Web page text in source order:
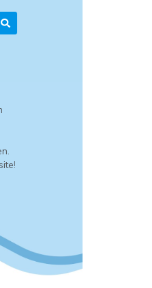
Initiatiefnemers zijn
gemeenten of
naar het